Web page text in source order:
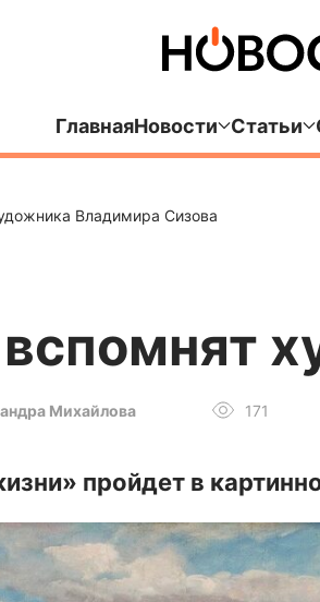
ГлавнаяНовости Статьи
Владимира Сизова
Михайлова 171
пройдет в